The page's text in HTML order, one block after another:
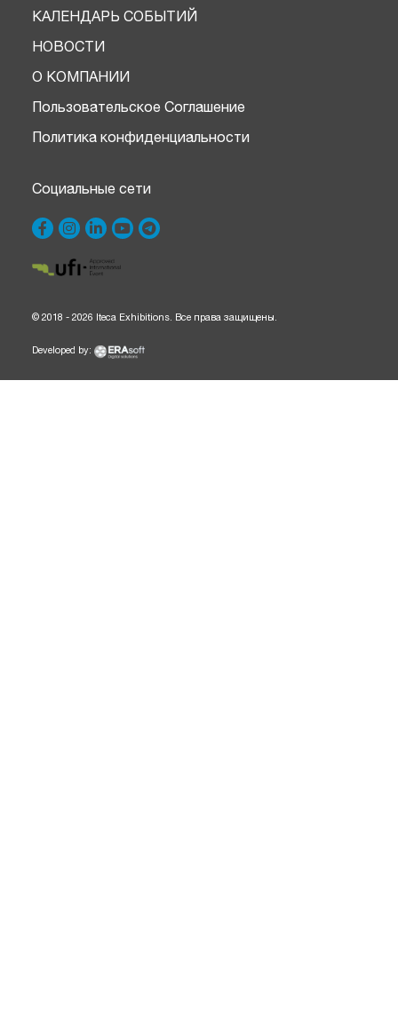
КАЛЕНДАРЬ СОБЫТИЙ
НОВОСТИ
О КОМПАНИИ
Пользовательское Соглашение
Политика конфиденциальности
Социальные сети
© 2018 - 2026 Iteca Exhibitions. Все права защищены.
Developed by: